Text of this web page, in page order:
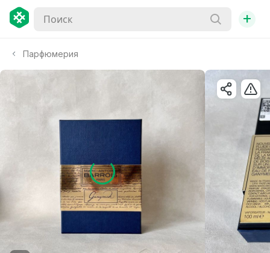
+
Парфюмерия